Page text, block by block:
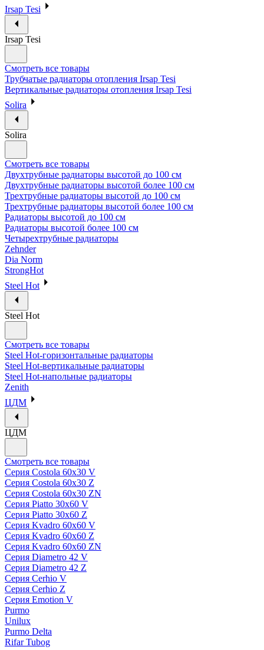
Irsap Tesi
Irsap Tesi
Смотреть все товары
Трубчатые радиаторы отопления Irsap Tesi
Вертикальные радиаторы отопления Irsap Tesi
Solira
Solira
Смотреть все товары
Двухтрубные радиаторы высотой до 100 см
Двухтрубные радиаторы высотой более 100 см
Трехтрубные радиаторы высотой до 100 см
Трехтрубные радиаторы высотой более 100 см
Радиаторы высотой до 100 см
Радиаторы высотой более 100 см
Четырехтрубные радиаторы
Zehnder
Dia Norm
StrongHot
Steel Hot
Steel Hot
Смотреть все товары
Steel Hot-горизонтальные радиаторы
Steel Hot-вертикальные радиаторы
Steel Hot-напольные радиаторы
Zenith
ЦДМ
ЦДМ
Смотреть все товары
Серия Costola 60х30 V
Серия Costola 60х30 Z
Серия Costola 60х30 ZN
Серия Piatto 30х60 V
Серия Piatto 30х60 Z
Серия Kvadro 60х60 V
Серия Kvadro 60х60 Z
Серия Kvadro 60х60 ZN
Серия Diametro 42 V
Серия Diametro 42 Z
Серия Cerhio V
Серия Cerhio Z
Серия Emotion V
Purmo
Unilux
Purmo Delta
Rifar Tubog